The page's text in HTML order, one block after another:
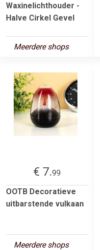
Waxinelichthouder -
Halve Cirkel Gevel
Meerdere shops
€ 7.99
OOTB Decoratieve
uitbarstende vulkaan
Meerdere shops